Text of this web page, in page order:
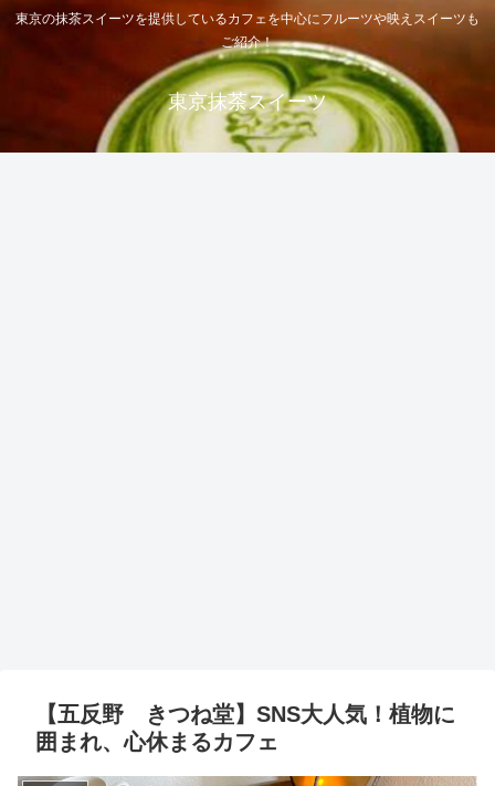
東京の抹茶スイーツを提供しているカフェを中心にフルーツや映えスイーツも
ご紹介！
東京抹茶スイーツ
【五反野 きつね堂】SNS大人気！植物に
囲まれ、心休まるカフェ